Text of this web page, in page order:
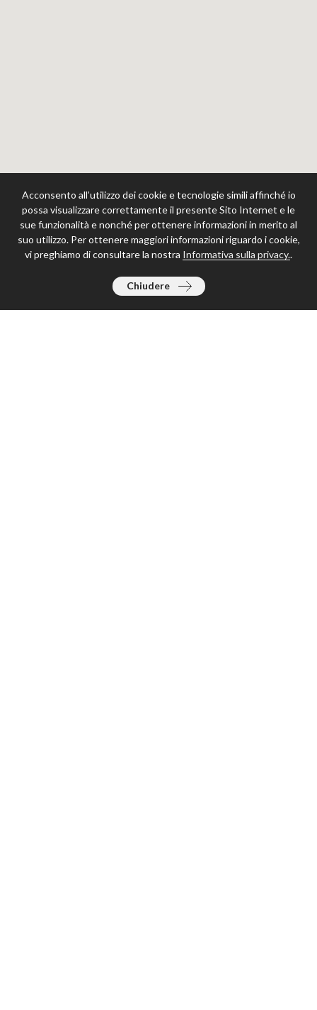
Acconsento all’utilizzo dei cookie e tecnologie simili affinché io
possa visualizzare correttamente il presente Sito Internet e le
sue funzionalità e nonché per ottenere informazioni in merito al
suo utilizzo. Per ottenere maggiori informazioni riguardo i cookie,
vi preghiamo di consultare la nostra Informativa sulla privacy..
Chiudere